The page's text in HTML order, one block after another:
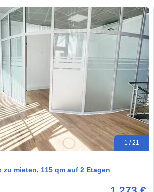
1 / 21
mieten, 115 qm auf 2 Etagen